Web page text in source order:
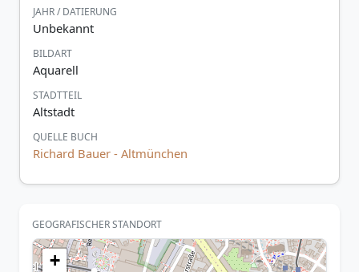
JAHR / DATIERUNG
Unbekannt
BILDART
Aquarell
STADTTEIL
Altstadt
QUELLE BUCH
Richard Bauer - Altmünchen
GEOGRAFISCHER STANDORT
+